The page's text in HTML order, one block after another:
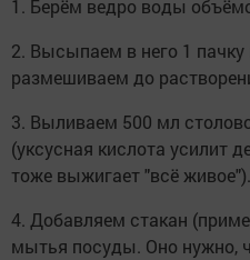
1. Берём ведро воды
2. Высыпаем в него 1 пачку
размешиваем до
3. Выливаем 500 мл
(уксусная кислота усилит
тоже выжигает "всё живое").
4. Добавляем стакан
мытья посуды. Оно нужно,